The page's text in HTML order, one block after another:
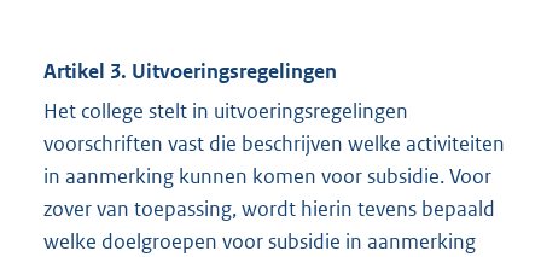
Artikel 3. Uitvoeringsregelingen
Het college stelt in uitvoeringsregelingen
voorschriften vast die beschrijven welke activiteiten
in aanmerking kunnen komen voor subsidie. Voor
zover van toepassing, wordt hierin tevens bepaald
welke doelgroepen voor subsidie in aanmerking